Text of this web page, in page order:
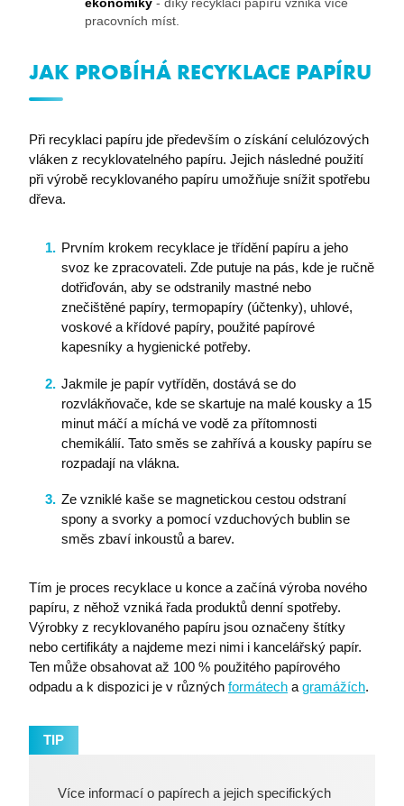
pracovních míst.
JAK PROBÍHÁ RECYKLACE PAPÍRU
Při recyklaci papíru jde především o získání celulózových
vláken z recyklovatelného papíru. Jejich následné použití
při výrobě recyklovaného papíru umožňuje snížit spotřebu
dřeva.
Prvním krokem recyklace je třídění papíru a jeho
svoz ke zpracovateli. Zde putuje na pás, kde je ručně
dotřiďován, aby se odstranily mastné nebo
znečištěné papíry, termopapíry (účtenky), uhlové,
voskové a křídové papíry, použité papírové
kapesníky a hygienické potřeby.
Jakmile je papír vytříděn, dostává se do
rozvlákňovače, kde se skartuje na malé kousky a 15
minut máčí a míchá ve vodě za přítomnosti
chemikálií. Tato směs se zahřívá a kousky papíru se
rozpadají na vlákna.
Ze vzniklé kaše se magnetickou cestou odstraní
spony a svorky a pomocí vzduchových bublin se
směs zbaví inkoustů a barev.
Tím je proces recyklace u konce a začíná výroba nového
papíru, z něhož vzniká řada produktů denní spotřeby.
Výrobky z recyklovaného papíru jsou označeny štítky
nebo certifikáty a najdeme mezi nimi i kancelářský papír.
Ten může obsahovat až 100 % použitého papírového
odpadu a k dispozici je v různých formátech a gramážích.
TIP
Více informací o papírech a jejich specifických